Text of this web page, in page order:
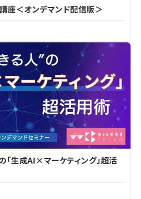
座＜オンデマンド配信版＞
「生成AI×マーケティング」超活